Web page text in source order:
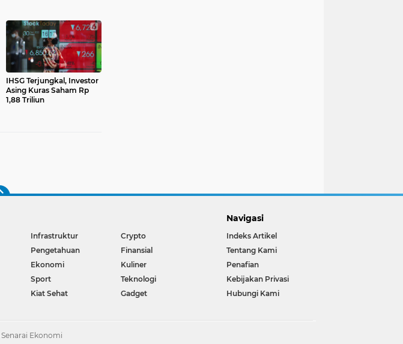
IHSG Terjungkal, Investor
Asing Kuras Saham Rp
1,88 Triliun
Infrastruktur
Crypto
Pengetahuan
Finansial
Ekonomi
Kuliner
Sport
Teknologi
Kiat Sehat Gadget
Navigasi
Indeks Artikel
Tentang Kami
Penafian
Kebijakan Privasi
Hubungi Kami
Senarai Ekonomi